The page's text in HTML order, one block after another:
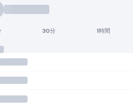
30分 1時間